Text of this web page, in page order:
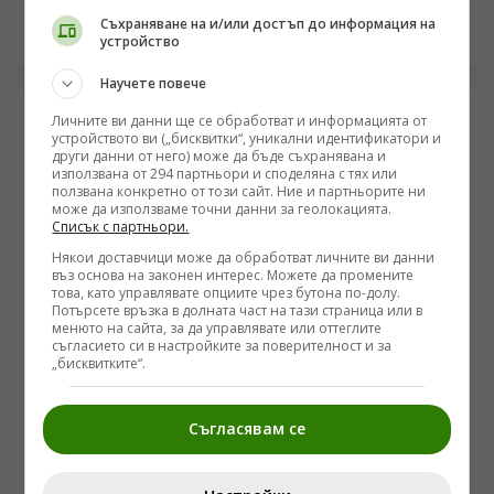
отличието „Музикант на годината 2025“ в
националната анкета на БНР, след гласуване на над 8
дебют в Роял Албърт Хол и работа с рядка цигулка
„Гуарнери дел Джезу“ от 1733 г.
13.05.2026 11:51
Изложба в Макао представя класически китайски
пейзажни картини
Съхраняване на и/или достъп до информация на
устройство
Научете повече
Личните ви данни ще се обработват и информацията от
устройството ви („бисквитки“, уникални идентификатори и
други данни от него) може да бъде съхранявана и
използвана от 294 партньори и споделяна с тях или
ползвана конкретно от този сайт. Ние и партньорите ни
може да използваме точни данни за геолокацията.
Списък с партньори.
Някои доставчици може да обработват личните ви данни
въз основа на законен интерес. Можете да промените
това, като управлявате опциите чрез бутона по-долу.
Потърсете връзка в долната част на тази страница или в
менюто на сайта, за да управлявате или оттеглите
съгласието си в настройките за поверителност и за
„бисквитките“.
Съгласявам се